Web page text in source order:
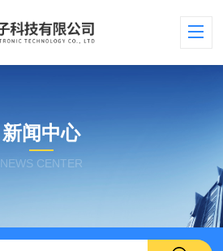
新闻中心
NEWS CENTER